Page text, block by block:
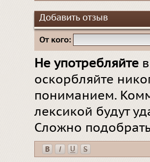
Добавить отзыв
От кого:
Не употребляйте
оскорбляйте
пониманием.
лексикой будут
Сложно